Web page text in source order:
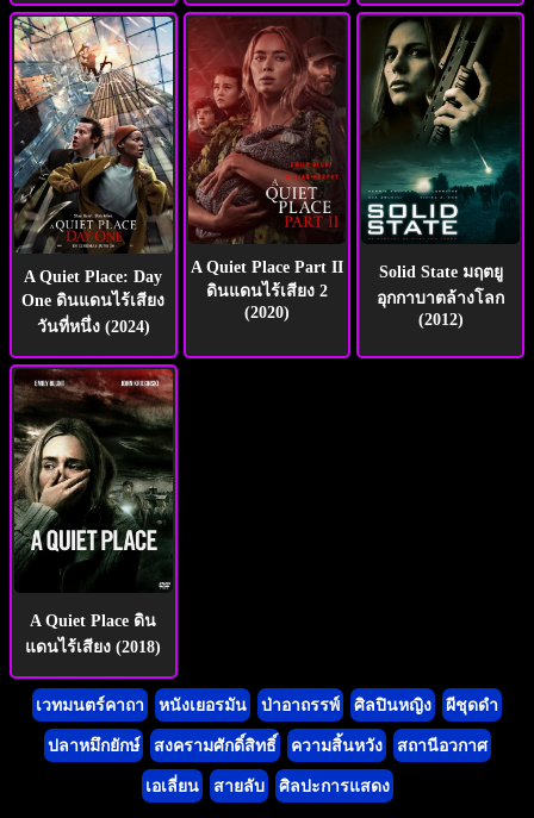
A Quiet Place: Day
One ดินแดนไร้เสียง
วันที่หนึ่ง (2024)
A Quiet Place Part II
ดินแดนไร้เสียง 2
(2020)
Solid State มฤตยู
อุกกาบาตล้างโลก
(2012)
A Quiet Place ดิน
แดนไร้เสียง (2018)
เวทมนตร์คาถา หนังเยอรมัน ป่าอาถรรพ์ ศิลปินหญิง ผีชุดดำ
ปลาหมึกยักษ์ สงครามศักดิ์สิทธิ์ ความสิ้นหวัง สถานีอวกาศ
เอเลี่ยน สายลับ ศิลปะการแสดง